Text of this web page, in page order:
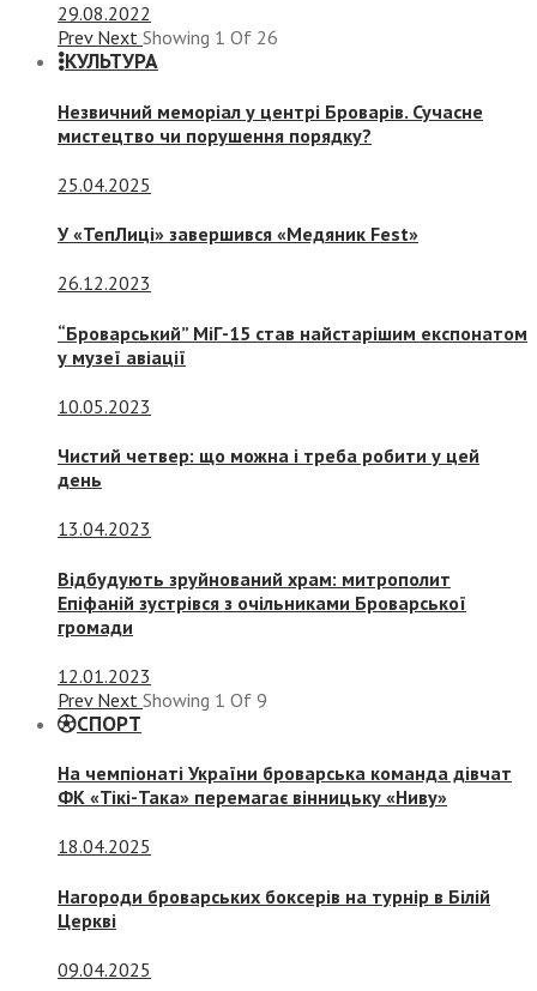
29.08.2022
Prev Next Showing 1 Of 26
КУЛЬТУРА
Незвичний меморіал у центрі Броварів. Сучасне
мистецтво чи порушення порядку?
25.04.2025
У «ТепЛиці» завершився «Медяник Fest»
26.12.2023
“Броварський” МіГ-15 став найстарішим експонатом
у музеї авіації
10.05.2023
Чистий четвер: що можна і треба робити у цей
день
13.04.2023
Відбудують зруйнований храм: митрополит
Епіфаній зустрівся з очільниками Броварської
громади
12.01.2023
Prev Next Showing 1 Of 9
СПОРТ
На чемпіонаті України броварська команда дівчат
ФК «Тікі-Така» перемагає вінницьку «Ниву»
18.04.2025
Нагороди броварських боксерів на турнір в Білій
Церкві
09.04.2025